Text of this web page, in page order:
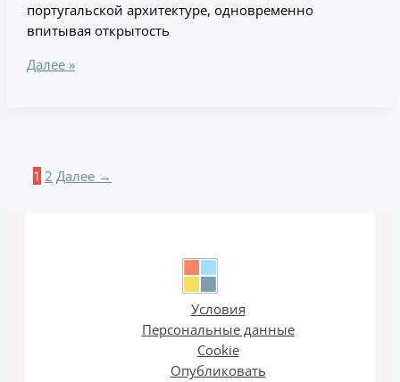
португальской архитектуре, одновременно
впитывая открытость
Далее »
1 2 Далее →
Условия
Персональные данные
Cookie
Опубликовать